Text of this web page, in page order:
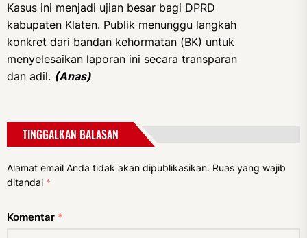
Kasus ini menjadi ujian besar bagi DPRD
kabupaten Klaten. Publik menunggu langkah
konkret dari bandan kehormatan (BK) untuk
menyelesaikan laporan ini secara transparan
dan adil. (Anas)
TINGGALKAN BALASAN
Alamat email Anda tidak akan dipublikasikan. Ruas yang wajib
ditandai *
Komentar *